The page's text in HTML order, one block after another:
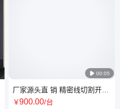
 00:05
厂家源头直 销 精密线切割开口
100 机床附件夹具 汇凡 品质
￥900.00/台